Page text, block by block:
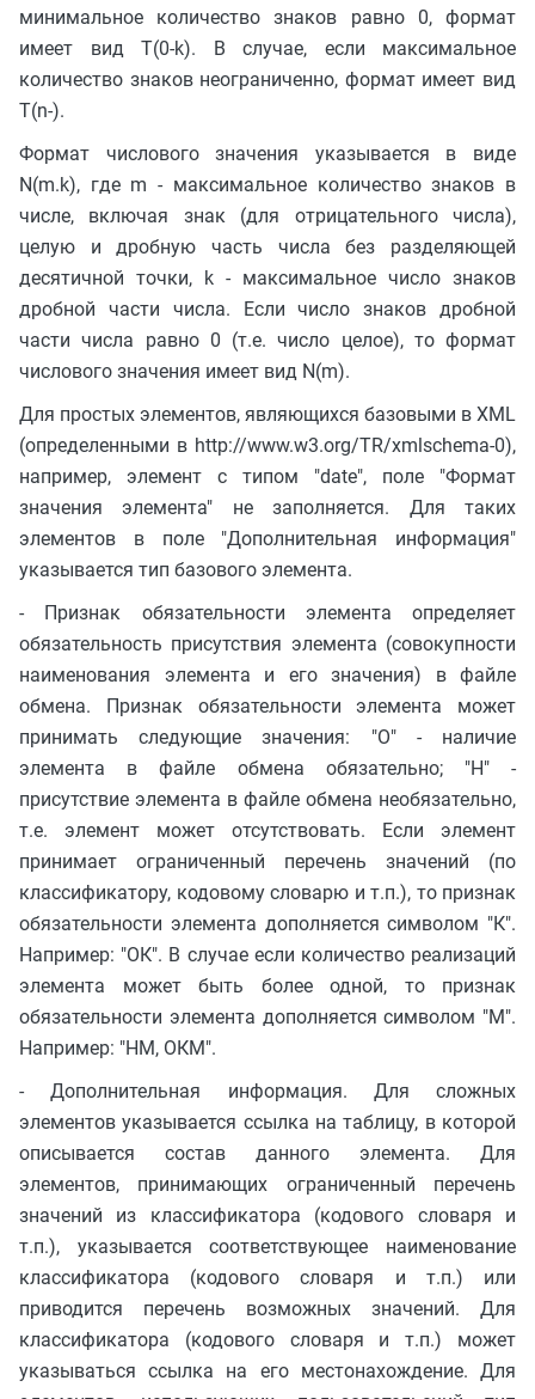
минимальное количество знаков равно 0, формат
имеет вид T(0-k). В случае, если максимальное
количество знаков неограниченно, формат имеет вид
T(n-).
Формат числового значения указывается в виде
N(m.k), где m - максимальное количество знаков в
числе, включая знак (для отрицательного числа),
целую и дробную часть числа без разделяющей
десятичной точки, k - максимальное число знаков
дробной части числа. Если число знаков дробной
части числа равно 0 (т.е. число целое), то формат
числового значения имеет вид N(m).
Для простых элементов, являющихся базовыми в XML
(определенными в http://www.w3.org/TR/xmlschema-0),
например, элемент с типом "date", поле "Формат
значения элемента" не заполняется. Для таких
элементов в поле "Дополнительная информация"
указывается тип базового элемента.
- Признак обязательности элемента определяет
обязательность присутствия элемента (совокупности
наименования элемента и его значения) в файле
обмена. Признак обязательности элемента может
принимать следующие значения: "О" - наличие
элемента в файле обмена обязательно; "Н" -
присутствие элемента в файле обмена необязательно,
т.е. элемент может отсутствовать. Если элемент
принимает ограниченный перечень значений (по
классификатору, кодовому словарю и т.п.), то признак
обязательности элемента дополняется символом "К".
Например: "ОК". В случае если количество реализаций
элемента может быть более одной, то признак
обязательности элемента дополняется символом "М".
Например: "НМ, ОКМ".
- Дополнительная информация. Для сложных
элементов указывается ссылка на таблицу, в которой
описывается состав данного элемента. Для
элементов, принимающих ограниченный перечень
значений из классификатора (кодового словаря и
т.п.), указывается соответствующее наименование
классификатора (кодового словаря и т.п.) или
приводится перечень возможных значений. Для
классификатора (кодового словаря и т.п.) может
указываться ссылка на его местонахождение. Для